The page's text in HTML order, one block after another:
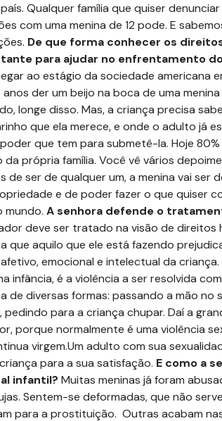
Qualquer família que quiser denunciar
com uma menina de 12 pode. E
De que forma conhecer os
para ajudar no enfrentamento
ao estágio da sociedade americana
anos der um beijo na boca de uma
longe disso. Mas, a criança precisa
que ela merece, e onde o adulto já
que tem para submetê-la. Hoje
própria família. Você vê vários
de ser de qualquer um, a menina vai ser
e de poder fazer o que quiser
A senhora defende o
deve ser tratado na visão de direitos
que aquilo que ele está fazendo
emocional e intelectual da
infância, é a violência a ser resolvida
de diversas formas: passando a mão no
para a criança chupar. Daí a
porque normalmente é uma violência
virgem.Um adulto com sua
para a sua satisfação. E como a
infantil? Muitas meninas já foram
Sentem-se deformadas, que não
para a prostituição. Outras acabam